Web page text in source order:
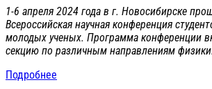
1-6 апреля 2024 года в г. Новосибирске
Всероссийская научная конференция
молодых ученых. Программа конференции
секцию по различным направлениям физики.
Подробнее